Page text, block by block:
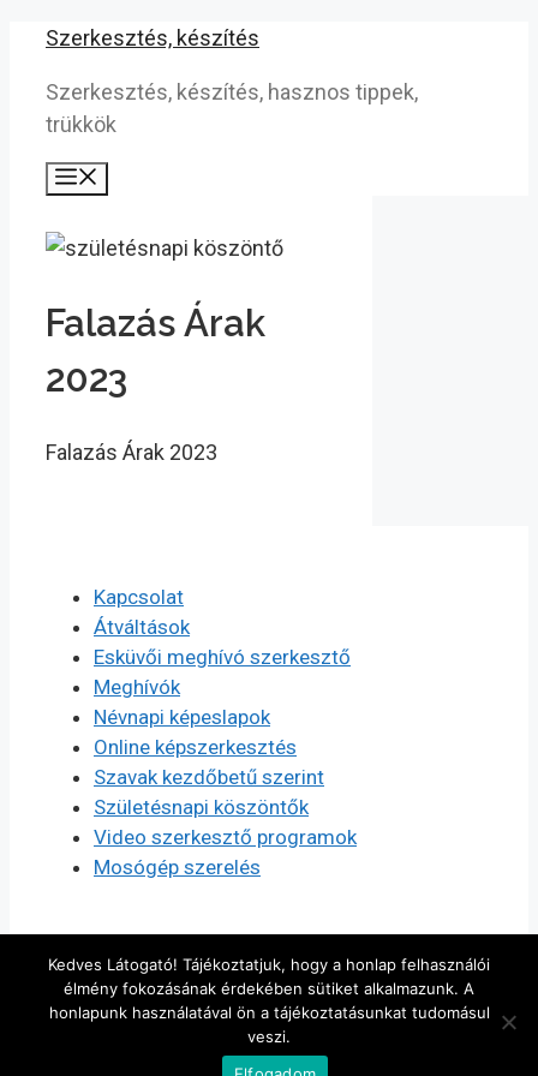
Kilépés
tartalomba
Szerkesztés, készítés
Szerkesztés, készítés, hasznos tippek,
trükkök
Falazás Árak
2023
Falazás Árak 2023
Kapcsolat
Átváltások
Esküvői meghívó szerkesztő
Meghívók
Névnapi képeslapok
Online képszerkesztés
Szavak kezdőbetű szerint
Születésnapi köszöntők
Video szerkesztő programok
Mosógép szerelés
© 2026 Szerkesztés, készítés
Kedves Látogató! Tájékoztatjuk, hogy a honlap felhasználói
élmény fokozásának érdekében sütiket alkalmazunk. A
honlapunk használatával ön a tájékoztatásunkat tudomásul
veszi.